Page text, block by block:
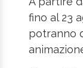
fino al 23
potranno